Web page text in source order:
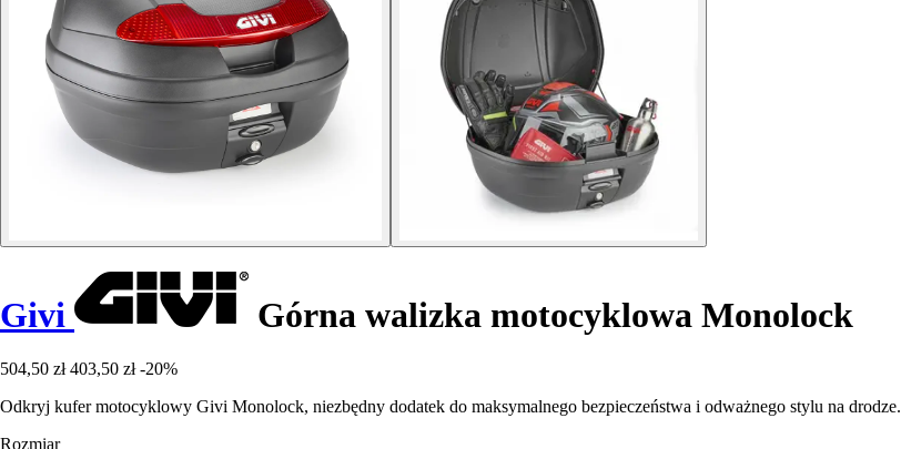
Givi Górna walizka motocyklowa Monolock
504,50 zł 403,50 zł -20%
Odkryj kufer motocyklowy Givi Monolock, niezbędny dodatek do maksymalnego bezpieczeństwa i odważnego stylu na drodze.
Rozmiar